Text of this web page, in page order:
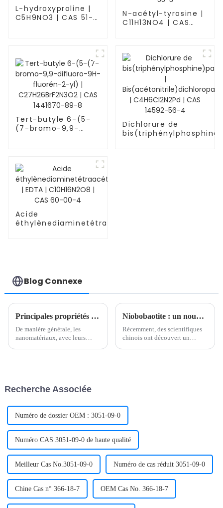
L-hydroxyproline |
C5H9NO3 | CAS 51-
N-acétyl-tyrosine |
C11H13NO4 | CAS
Tert-butyle 6-(5-
(7-bromo-9,9-
CAS 1441670-89-8
Dichlorure de
Acide
éthylènediaminetétraacétique
Blog Connexe
Principales propriétés et applications des nanomatériaux
De manière générale, les
nanomatériaux, avec leurs
l’énergie.
Niobobaotite : un nouveau minéral riche en métaux stratégiques
Récemment, des scientifiques
chinois ont découvert un
domaines...
Recherche Associée
Numéro de dossier OEM : 3051-09-0
Numéro CAS 3051-09-0 de haute qualité
Meilleur Cas No.3051-09-0 Numéro de cas réduit 3051-09-0
Chine Cas n° 366-18-7 OEM Cas No. 366-18-7